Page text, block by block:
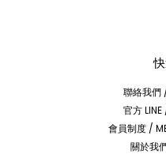
聯絡我們
官方 LINE
會員制度 /
關於我